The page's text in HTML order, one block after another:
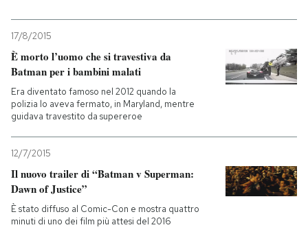
17/8/2015
È morto l’uomo che si travestiva da
Batman per i bambini malati
Era diventato famoso nel 2012 quando la
polizia lo aveva fermato, in Maryland, mentre
guidava travestito da supereroe
12/7/2015
Il nuovo trailer di “Batman v Superman:
Dawn of Justice”
È stato diffuso al Comic-Con e mostra quattro
minuti di uno dei film più attesi del 2016